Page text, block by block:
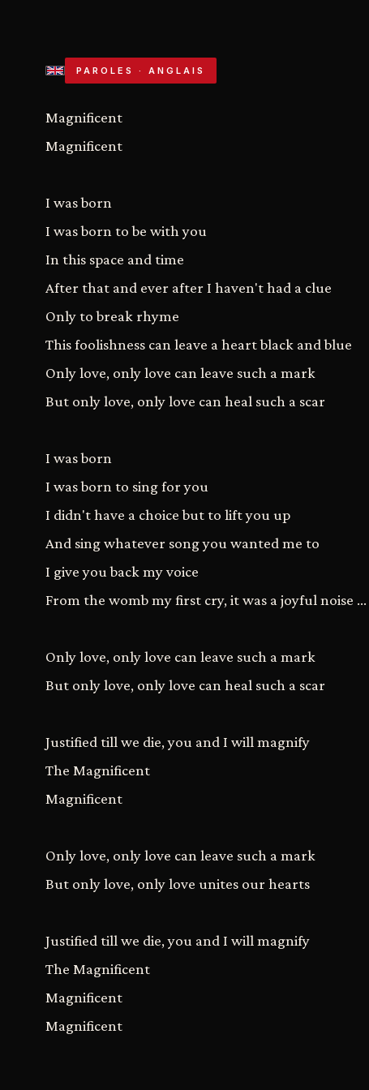
PAROLES · ANGLAIS
Magnificent
Magnificent
I was born
I was born to be with you
In this space and time
After that and ever after I haven't had a clue
Only to break rhyme
This foolishness can leave a heart black and blue
Only love, only love can leave such a mark
But only love, only love can heal such a scar
I was born
I was born to sing for you
I didn't have a choice but to lift you up
And sing whatever song you wanted me to
I give you back my voice
From the womb my first cry, it was a joyful noise ...
Only love, only love can leave such a mark
But only love, only love can heal such a scar
Justified till we die, you and I will magnify
The Magnificent
Magnificent
Only love, only love can leave such a mark
But only love, only love unites our hearts
Justified till we die, you and I will magnify
The Magnificent
Magnificent
Magnificent